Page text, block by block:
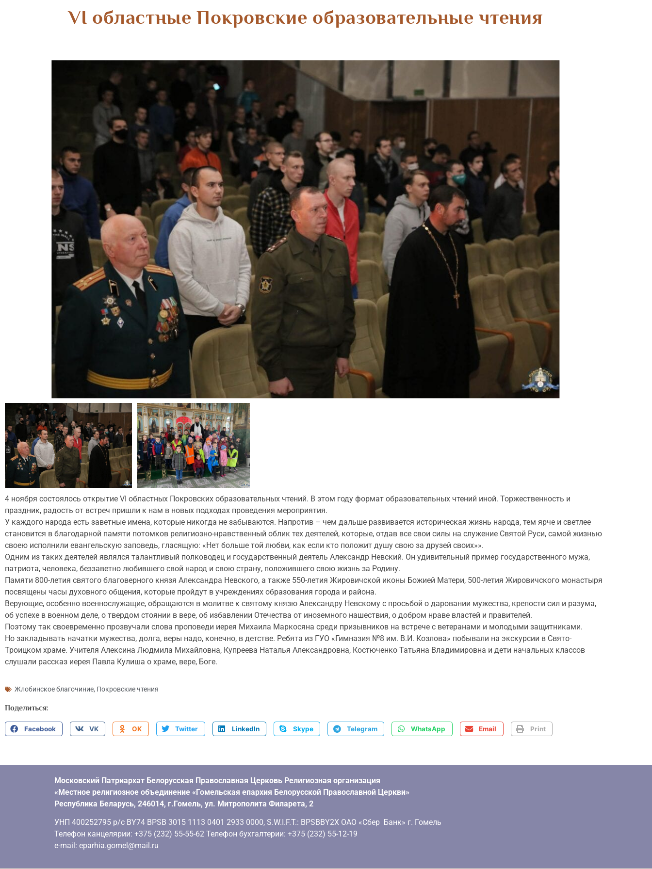
VI областные Покровские образовательные чтения
4 ноября состоялось открытие VI областных Покровских образовательных чтений. В этом году формат образовательных чтений иной. Торжественность и
праздник, радость от встреч пришли к нам в новых подходах проведения мероприятия.
У каждого народа есть заветные имена, которые никогда не забываются. Напротив – чем дальше развивается историческая жизнь народа, тем ярче и светлее
становится в благодарной памяти потомков религиозно-нравственный облик тех деятелей, которые, отдав все свои силы на служение Святой Руси, самой жизнью
своею исполнили евангельскую заповедь, гласящую: «Нет больше той любви, как если кто положит душу свою за друзей своих»».
Одним из таких деятелей являлся талантливый полководец и государственный деятель Александр Невский. Он удивительный пример государственного мужа,
патриота, человека, беззаветно любившего свой народ и свою страну, положившего свою жизнь за Родину.
Памяти 800-летия святого благоверного князя Александра Невского, а также 550-летия Жировичской иконы Божией Матери, 500-летия Жировичского монастыря
посвящены часы духовного общения, которые пройдут в учреждениях образования города и района.
Верующие, особенно военнослужащие, обращаются в молитве к святому князю Александру Невскому с просьбой о даровании мужества, крепости сил и разума,
об успехе в военном деле, о твердом стоянии в вере, об избавлении Отечества от иноземного нашествия, о добром нраве властей и правителей.
Поэтому так своевременно прозвучали слова проповеди иерея Михаила Маркосяна среди призывников на встрече с ветеранами и молодыми защитниками.
Но закладывать начатки мужества, долга, веры надо, конечно, в детстве. Ребята из ГУО «Гимназия №8 им. В.И. Козлова» побывали на экскурсии в Свято-
Троицком храме. Учителя Алексина Людмила Михайловна, Купреева Наталья Александровна, Костюченко Татьяна Владимировна и дети начальных классов
слушали рассказ иерея Павла Кулиша о храме, вере, Боге.
Жлобинское благочиние, Покровские чтения
Поделиться:
Facebook VK OK Twitter LinkedIn Skype Telegram WhatsApp Email Print
Московский Патриархат Белорусская Православная Церковь Религиозная организация
«Местное религиозное объединение «Гомельская епархия Белорусской Православной Церкви»
Республика Беларусь, 246014, г.Гомель, ул. Митрополита Филарета, 2
УНП 400252795 р/с BY74 BPSB 3015 1113 0401 2933 0000, S.W.I.F.T.: BPSBBY2X ОАО «Сбер Банк» г. Гомель
Телефон канцелярии: +375 (232) 55-55-62 Телефон бухгалтерии: +375 (232) 55-12-19
e-mail: eparhia.gomel@mail.ru